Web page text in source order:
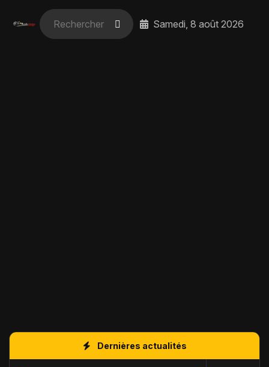
Samedi, 8 août 2026
Dernières actualités